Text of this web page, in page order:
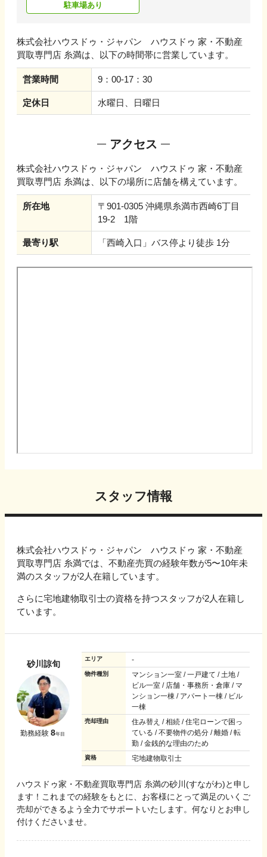
駐車場あり
株式会社ハウスドゥ・ジャパン ハウスドゥ 家・不動産
買取専門店 糸満は、以下の時間帯に営業しています。
営業時間 9：00-17：30
定休日 水曜日、日曜日
アクセス
株式会社ハウスドゥ・ジャパン ハウスドゥ 家・不動産
買取専門店 糸満は、以下の場所に店舗を構えています。
所在地
〒901-0305 沖縄県糸満市西崎6丁目
19-2 1階
最寄り駅 「西崎入口」バス停より徒歩 1分
スタッフ情報
株式会社ハウスドゥ・ジャパン ハウスドゥ 家・不動産
買取専門店 糸満では、不動産売買の経験年数が5〜10年未
満のスタッフが2人在籍しています。
さらに宅地建物取引士の資格を持つスタッフが2人在籍し
ています。
砂川諒旬
勤務経験 8年目
エリア -
物件種別
マンション一室 / 一戸建て / 土地 /
ビル一室 / 店舗・事務所・倉庫 / マ
ンション一棟 / アパート一棟 / ビル
一棟
売却理由
住み替え / 相続 / 住宅ローンで困っ
ている / 不要物件の処分 / 離婚 / 転
勤 / 金銭的な理由のため
資格 宅地建物取引士
ハウスドゥ家・不動産買取専門店 糸満の砂川(すながわ)と申し
ます！これまでの経験をもとに、お客様にとって満足のいくご
売却ができるよう全力でサポートいたします。何なりとお申し
付けくださいませ。